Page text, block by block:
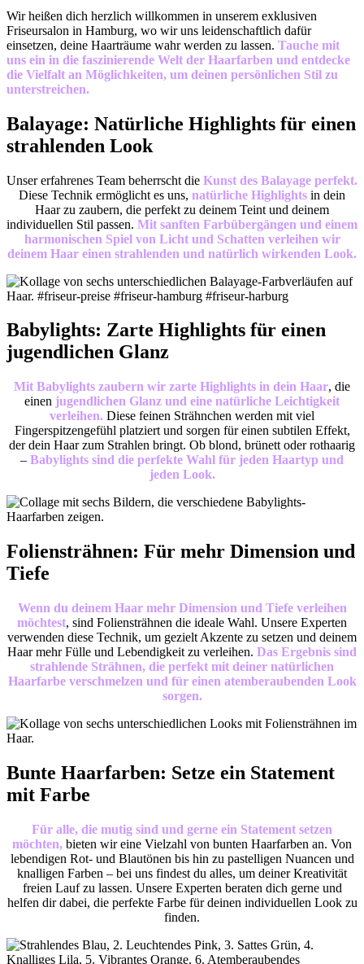
Wir heißen dich herzlich willkommen in unserem exklusiven
Friseursalon in Hamburg, wo wir uns leidenschaftlich dafür
einsetzen, deine Haarträume wahr werden zu lassen. Tauche mit
uns ein in die faszinierende Welt der Haarfarben und entdecke
die Vielfalt an Möglichkeiten, um deinen persönlichen Stil zu
unterstreichen.
Balayage: Natürliche Highlights für einen
strahlenden Look
Unser erfahrenes Team beherrscht die Kunst des Balayage perfekt.
Diese Technik ermöglicht es uns, natürliche Highlights in dein
Haar zu zaubern, die perfekt zu deinem Teint und deinem
individuellen Stil passen. Mit sanften Farbübergängen und einem
harmonischen Spiel von Licht und Schatten verleihen wir
deinem Haar einen strahlenden und natürlich wirkenden Look.
Babylights: Zarte Highlights für einen
jugendlichen Glanz
Mit Babylights zaubern wir zarte Highlights in dein Haar, die
einen jugendlichen Glanz und eine natürliche Leichtigkeit
verleihen. Diese feinen Strähnchen werden mit viel
Fingerspitzengefühl platziert und sorgen für einen subtilen Effekt,
der dein Haar zum Strahlen bringt. Ob blond, brünett oder rothaarig
– Babylights sind die perfekte Wahl für jeden Haartyp und
jeden Look.
Foliensträhnen: Für mehr Dimension und
Tiefe
Wenn du deinem Haar mehr Dimension und Tiefe verleihen
möchtest, sind Foliensträhnen die ideale Wahl. Unsere Experten
verwenden diese Technik, um gezielt Akzente zu setzen und deinem
Haar mehr Fülle und Lebendigkeit zu verleihen. Das Ergebnis sind
strahlende Strähnen, die perfekt mit deiner natürlichen
Haarfarbe verschmelzen und für einen atemberaubenden Look
sorgen.
Bunte Haarfarben: Setze ein Statement
mit Farbe
Für alle, die mutig sind und gerne ein Statement setzen
möchten, bieten wir eine Vielzahl von bunten Haarfarben an. Von
lebendigen Rot- und Blautönen bis hin zu pastelligen Nuancen und
knalligen Farben – bei uns findest du alles, um deiner Kreativität
freien Lauf zu lassen. Unsere Experten beraten dich gerne und
helfen dir dabei, die perfekte Farbe für deinen individuellen Look zu
finden.